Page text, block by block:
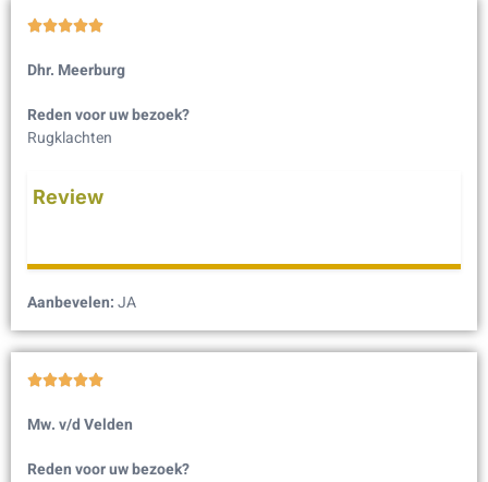

Dhr. Meerburg
Reden voor uw bezoek?
Rugklachten
Review
Aanbevelen:JA

Mw. v/d Velden
Reden voor uw bezoek?